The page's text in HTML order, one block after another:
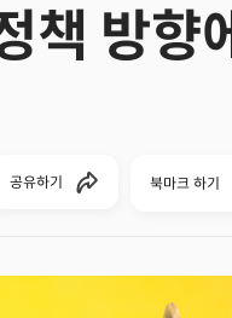
방향에
공유하기 북마크 하기